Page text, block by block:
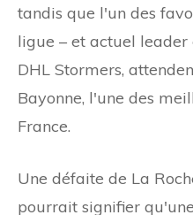
tandis que l'un des
ligue – et actuel leader
DHL Stormers,
Bayonne, l'une des
France.
Une défaite de La
pourrait signifier